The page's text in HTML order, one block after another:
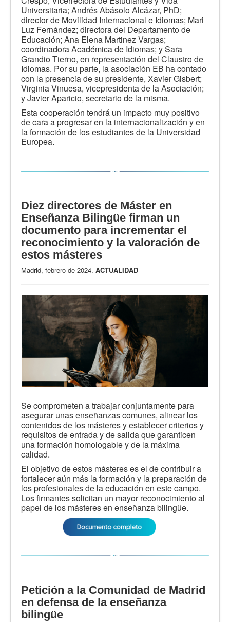
Universitaria; Andrés Abásolo Alcázar, PhD;
director de Movilidad Internacional e Idiomas; Mari
Luz Fernández; directora del Departamento de
Educación; Ana Elena Martinez Vargas;
coordinadora Académica de Idiomas; y Sara
Grandio Tierno, en representación del Claustro de
Idiomas. Por su parte, la asociación EB ha contado
con la presencia de su presidente, Xavier Gisbert;
Virginia Vinuesa, vicepresidenta de la Asociación;
y Javier Aparicio, secretario de la misma.
Esta cooperación tendrá un impacto muy positivo
de cara a progresar en la internacionalización y en
la formación de los estudiantes de la Universidad
Europea.
Diez directores de Máster en
Enseñanza Bilingüe firman un
documento para incrementar el
reconocimiento y la valoración de
estos másteres
Madrid, febrero de 2024. ACTUALIDAD
Se comprometen a trabajar conjuntamente para
asegurar unas enseñanzas comunes, alinear los
contenidos de los másteres y establecer criterios y
requisitos de entrada y de salida que garanticen
una formación homologable y de la máxima
calidad.
El objetivo de estos másteres es el de contribuir a
fortalecer aún más la formación y la preparación de
los profesionales de la educación en este campo.
Los firmantes solicitan un mayor reconocimiento al
papel de los másteres en enseñanza bilingüe.
Petición a la Comunidad de Madrid
en defensa de la enseñanza
bilingüe